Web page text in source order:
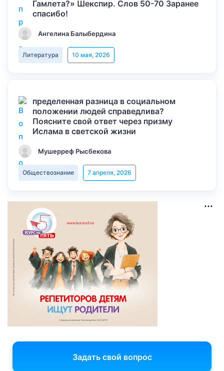
Гамлета?» Шекспир. Слов 50-70 Заранее
спасибо!
Ангелина Балыбердина
Литература 10 мая, 2026
пределенная разница в социальном
положении людей справедлива?
Поясните свой ответ через призму
Ислама в светской жизни
Мушерреф Рысбекова
Обществознание 7 апреля, 2026
Задать свой вопрос